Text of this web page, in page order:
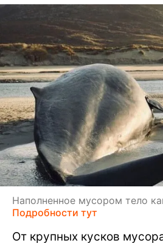
Наполненное мусором тело
Подробности тут
От крупных кусков